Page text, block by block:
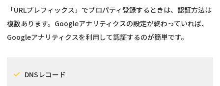
「URLプレフィックス」でプロパティ登録するときは、認証方法は
複数あります。Googleアナリティクスの設定が終わっていれば、
Googleアナリティクスを利用して認証するのが簡単です。
DNSレコード